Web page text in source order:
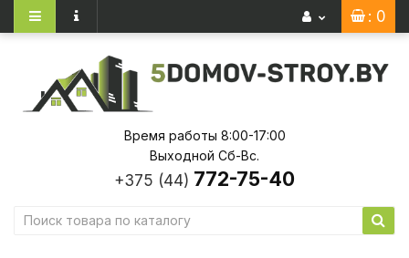
: 0
Время работы 8:00-17:00
Выходной Сб-Вс.
+375 (44) 772-75-40